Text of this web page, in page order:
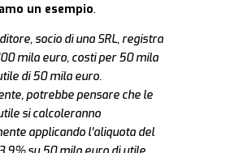
un esempio.
socio di una SRL, registra
mila euro, costi per 50 mila
di 50 mila euro.
potrebbe pensare che le
si calcoleranno
applicando l’aliquota del